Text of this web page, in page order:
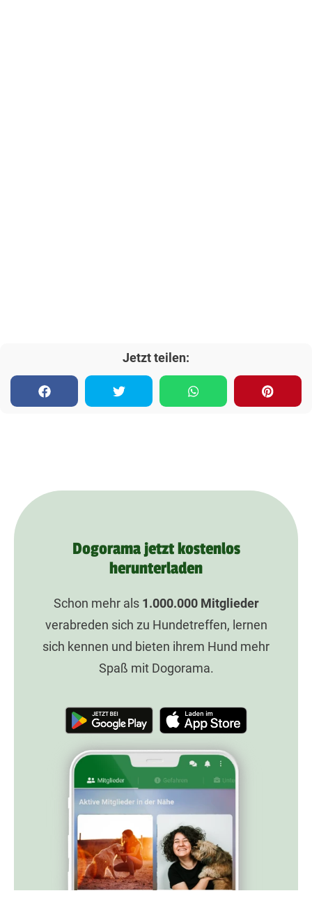
Jetzt teilen:
Dogorama jetzt kostenlos
herunterladen
Schon mehr als 1.000.000Mitglieder
verabreden sich zu Hundetreffen, lernen
sich kennen und bieten ihrem Hund mehr
Spaß mit Dogorama.